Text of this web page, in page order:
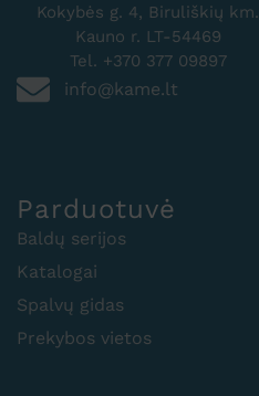
Kokybės g. 4, Biruliškių km.
Kauno r. LT-54469
Tel. +370 377 09897
info@kame.lt
Parduotuvė
Baldų serijos
Katalogai
Spalvų gidas
Prekybos vietos